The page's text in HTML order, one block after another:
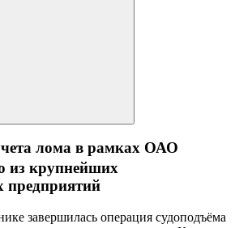
лома в рамках ОАО
крупнейших
завершилась операция судоподъёма